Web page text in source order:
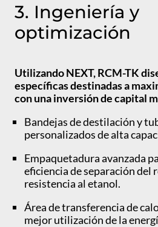
3. Ingeniería y
optimización
Utilizando NEXT, RCM-TK
específicas destinadas a
con una inversión de capital
Bandejas de destilación y
personalizados de alta
Empaquetadura avanzada
eficiencia de separación del
resistencia al etanol.
Área de transferencia de
mejor utilización de la